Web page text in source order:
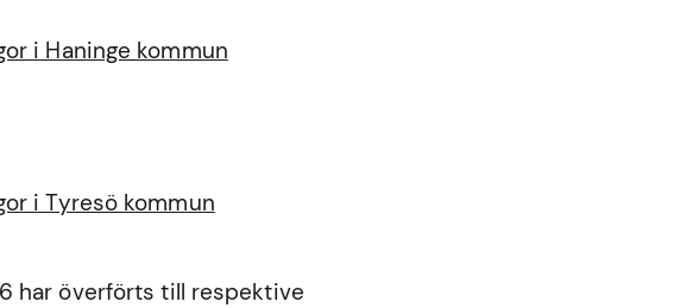
i Haninge kommun
i Tyresö kommun
har överförts till respektive